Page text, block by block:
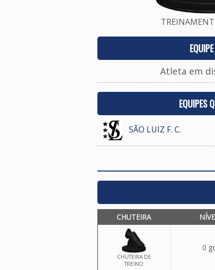
Atleta em
EQUIPES
SÃO LUIZ F. C.
CHUTEIRA
CHUTEIRA DE
TREINO
0